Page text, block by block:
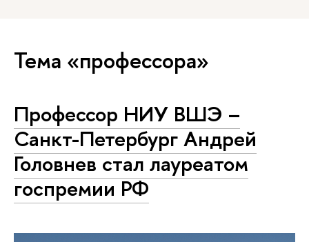
Тема «профессора»
Профессор НИУ ВШЭ –
Санкт-Петербург Андрей
Головнев стал лауреатом
госпремии РФ